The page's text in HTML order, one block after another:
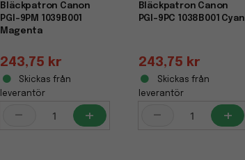
Bläckpatron Canon
PGI-9PM 1039B001
Magenta
243,75 kr
Skickas från
leverantör
- +
Bläckpatron Canon
PGI-9PC 1038B001 Cyan
243,75 kr
Skickas från
leverantör
- +